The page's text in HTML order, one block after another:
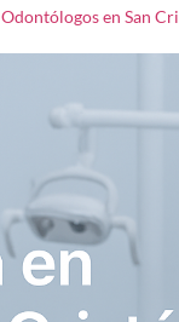
Odontólogos en San